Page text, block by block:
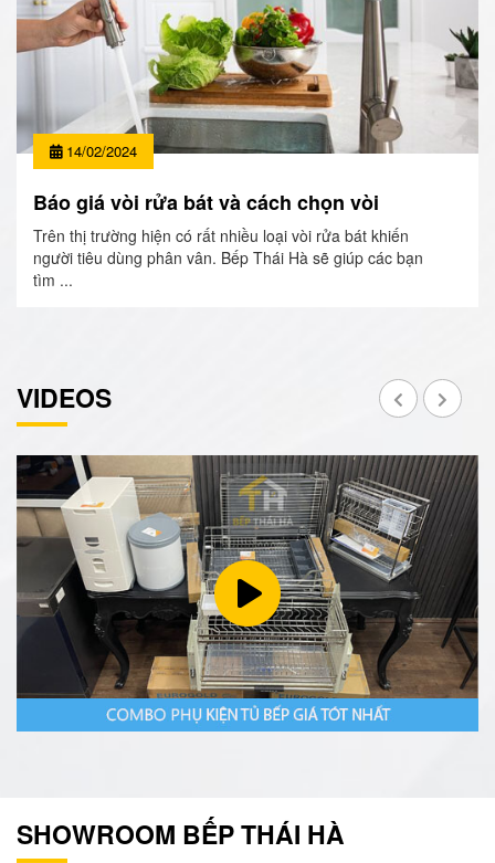
14/02/2024
Báo giá vòi rửa bát và cách chọn vòi
Trên thị trường hiện có rất nhiều loại vòi rửa bát khiến
người tiêu dùng phân vân. Bếp Thái Hà sẽ giúp các bạn
tìm ...
VIDEOS
SHOWROOM BẾP THÁI HÀ